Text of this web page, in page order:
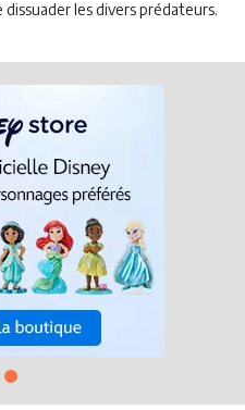
les divers prédateurs.